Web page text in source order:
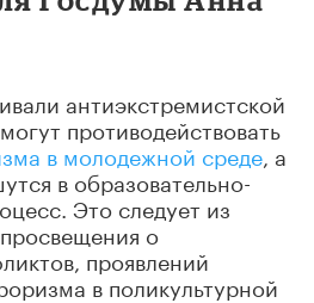
антиэкстремистской
противодействовать
в молодежной среде , а
в образовательно-
Это следует из
о
проявлений
в поликультурной